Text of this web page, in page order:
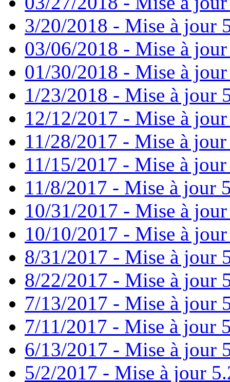
3/20/2018 - Mise à jour
03/06/2018 - Mise à
01/30/2018 - Mise à
1/23/2018 - Mise à jour
12/12/2017 - Mise à
11/28/2017 - Mise à
11/15/2017 - Mise à
11/8/2017 - Mise à jour
10/31/2017 - Mise à
10/10/2017 - Mise à
8/31/2017 - Mise à jour
8/22/2017 - Mise à jour
7/13/2017 - Mise à jour
7/11/2017 - Mise à jour
6/13/2017 - Mise à jour
5/2/2017 - Mise à jour